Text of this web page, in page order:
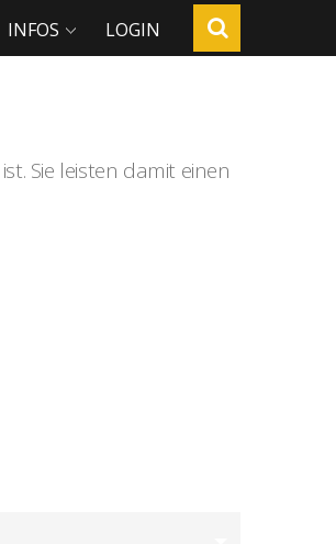
INFOS LOGIN
Sie leisten damit einen